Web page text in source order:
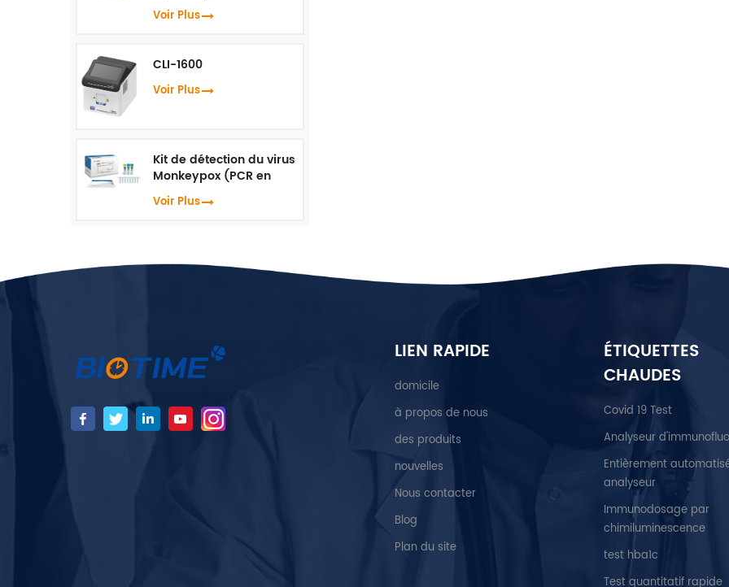
Voir Plus
CLI-1600
Voir Plus
Kit de détection du virus
Monkeypox (PCR en
temps réel)
Voir Plus
LIEN RAPIDE
domicile
à propos de nous
des produits
nouvelles
Nous contacter
Blog
Plan du site
ÉTIQUETTES
CHAUDES
Covid 19 Test
Analyseur
Entièrement
analyseur
Immunodosage par
chimiluminescence
test hba1c
Test quantitatif rapide